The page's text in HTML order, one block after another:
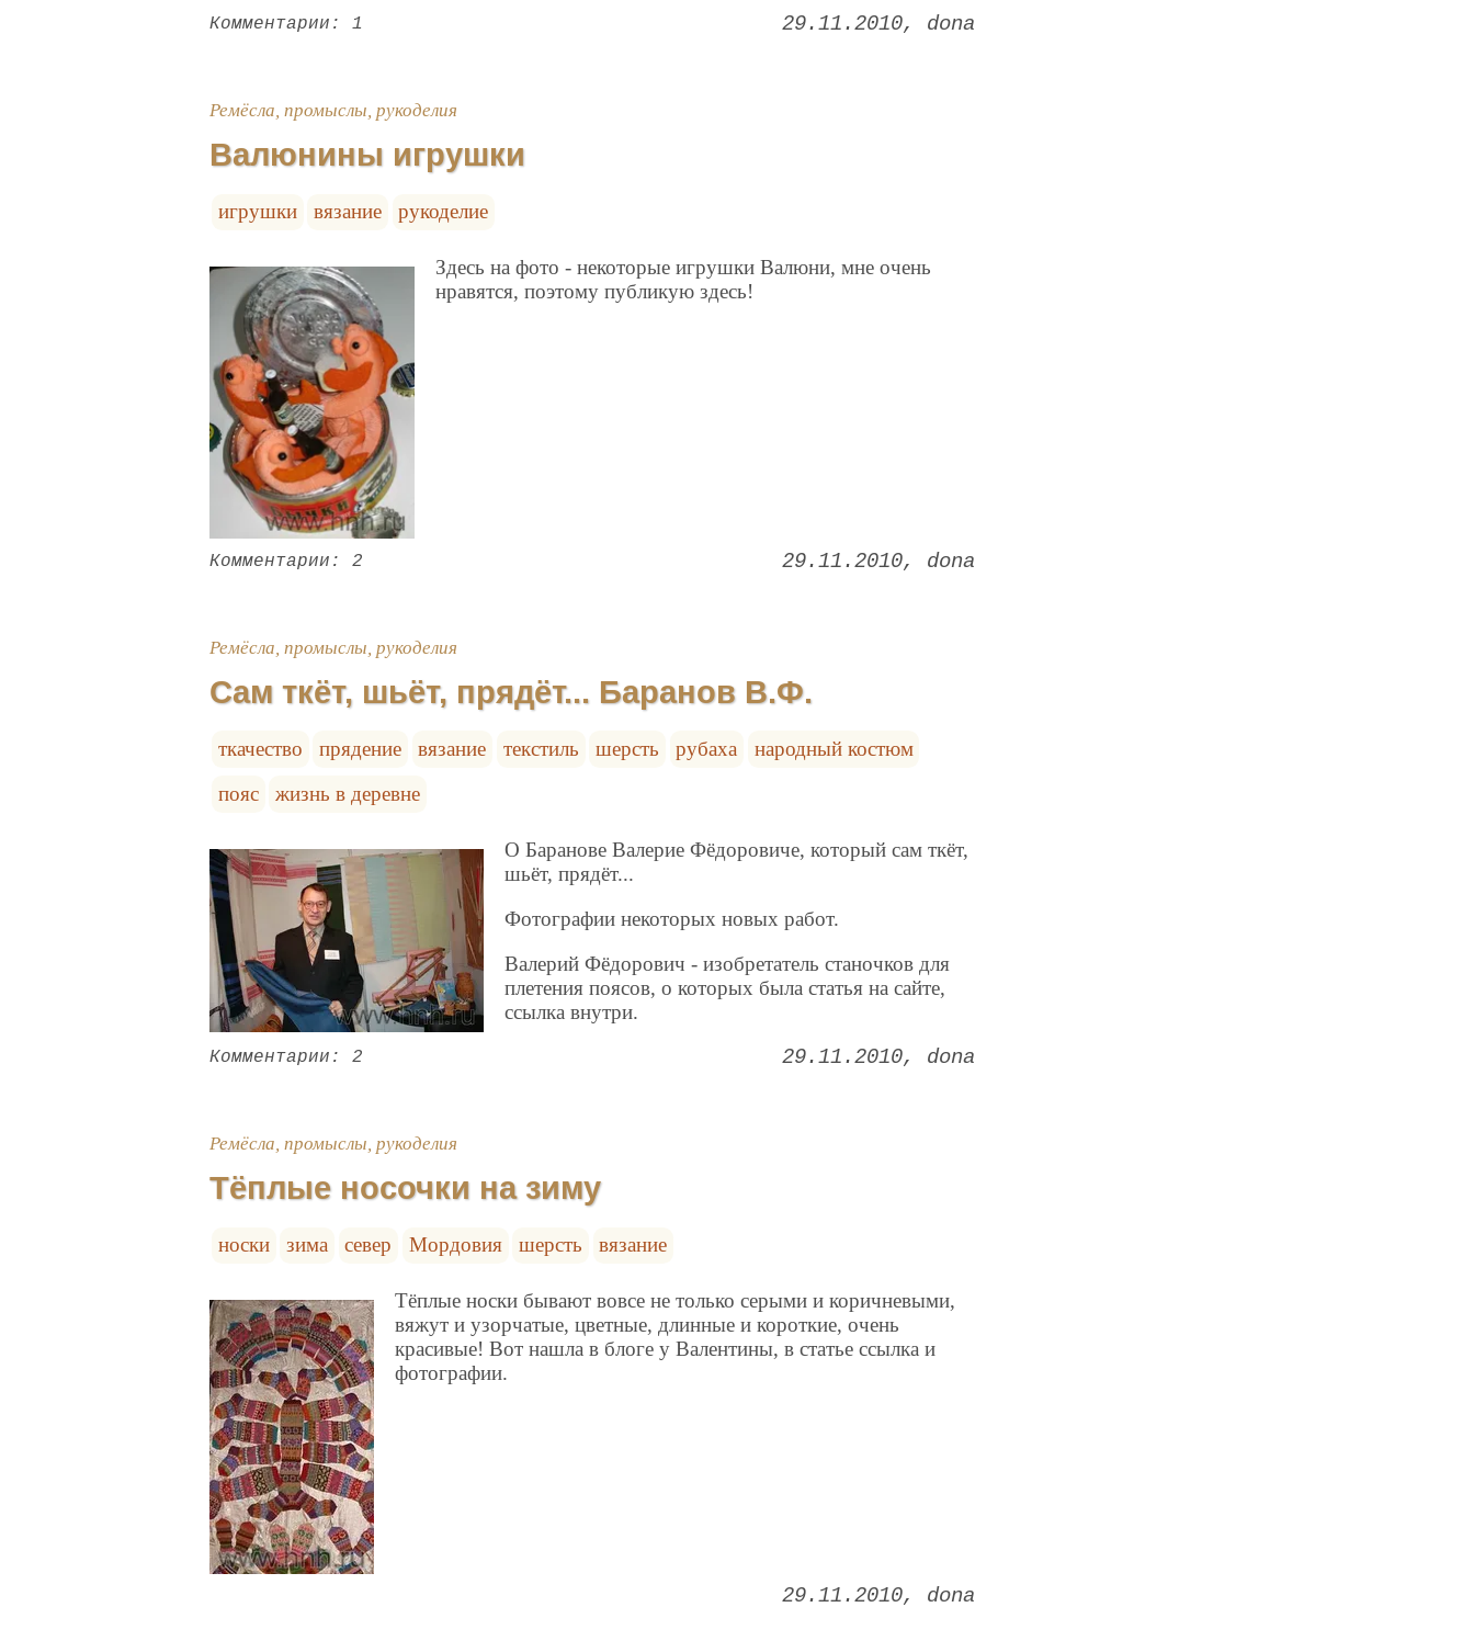
Комментарии: 1 29.11.2010 dona
Ремёсла, промыслы, рукоделия
Валюнины игрушки
игрушки вязание рукоделие
Здесь на фото - некоторые игрушки Валюни, мне очень
нравятся, поэтому публикую здесь!
Комментарии: 2 29.11.2010 dona
Ремёсла, промыслы, рукоделия
Сам ткёт, шьёт, прядёт... Баранов В.Ф.
ткачество прядение вязание текстиль шерсть рубаха
народный костюм
пояс
жизнь в деревне
О Баранове Валерие Фёдоровиче, который сам ткёт,
шьёт, прядёт...
Фотографии некоторых новых работ.
Валерий Фёдорович - изобретатель станочков для
плетения поясов, о которых была статья на сайте,
ссылка внутри.
Комментарии: 2 29.11.2010 dona
Ремёсла, промыслы, рукоделия
Тёплые носочки на зиму
носки зима север Мордовия шерсть вязание
Тёплые носки бывают вовсе не только серыми и коричневыми,
вяжут и узорчатые, цветные, длинные и короткие, очень
красивые! Вот нашла в блоге у Валентины, в статье ссылка и
фотографии.
29.11.2010 dona